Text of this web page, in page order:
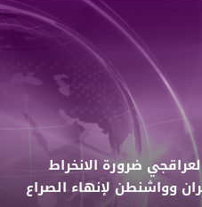
ضرورة الانخراط
وواشنطن لإنهاء الصراع